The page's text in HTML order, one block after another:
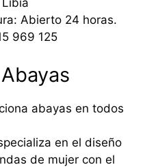
Libia
Abierto 24 horas.
969 125
abayas en todos
en el diseño
de mujer con el